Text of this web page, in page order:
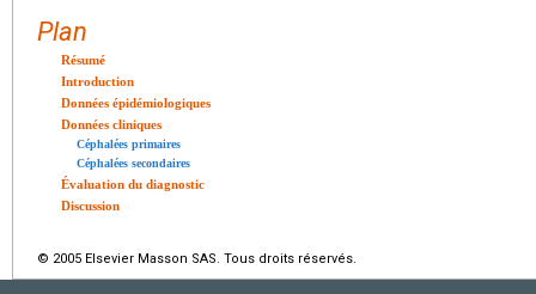
Plan
Résumé
Introduction
Données épidémiologiques
Données cliniques
Céphalées primaires
Céphalées secondaires
Évaluation du diagnostic
Discussion
© 2005 Elsevier Masson SAS. Tous droits réservés.